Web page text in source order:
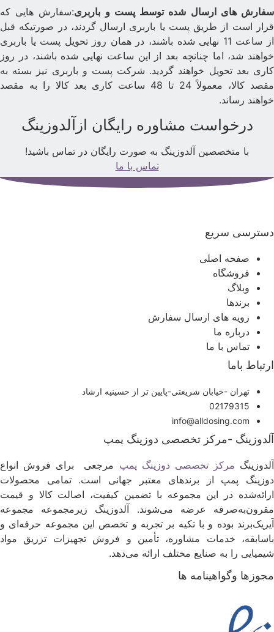
های ارسال شده توسط پست و باربری:سفارش هایی که
قرار است از طریق پست یا باربری ارسال گردند، در صورتیکه قبل
از ساعت 11 نهایی شده باشند، در همان روز تحویل پست یا باربری
خواهند شد، اما چنانچه بعد از این ساعت نهایی شده باشند، در روز
کاری بعد تحویل خواهند گردید. شرکت پست و باربری نیز بسته به
مقصد کالا، معمولاً 24 تا 48 ساعت کاری بعد کالا را به مقصد
خواهند رساند.
درخواست مشاوره رایگان ازآلدوزینگ
با متخصصین آلدوزینگ به صورت رایگان در تماس باشید!
تماس با ما
دسترسی سریع
صفحه اصلی
فروشگاه
وبلاگ
برندها
رویه های ارسال سفارش
درباره ما
تماس با ما
ارتباط باما
تهران -خیابان شریعتی-پایین تر از حسینیه ارشاد
02179315
info@alldosing.com
آلدوزینگ -مرکز تخصصی دوزینگ پمپ
مرکز تخصصی دوزینگ پمپ مرجعی برای فروش انواع
دوزینگ پمپ از برندهای معتبر جهانی است. تمامی محصولات
ارائه‌شده در این مجموعه با تضمین کیفیت، اصالت کالا و قیمت
مقرون‌به‌صرفه عرضه می‌شوند. آلدوزینگ زیرمجموعه مجموعه
آیریک‌برند بوده و با تکیه بر تجربه و تخصص این مجموعه حرفه‌ای و
باسابقه، خدمات مشاوره، تأمین و فروش تجهیزات تزریق مواد
شیمیایی را به صنایع مختلف ارائه می‌دهد.
مجوزها وگواهینامه ها